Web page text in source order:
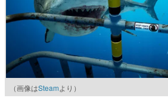
（画像はSteamより）